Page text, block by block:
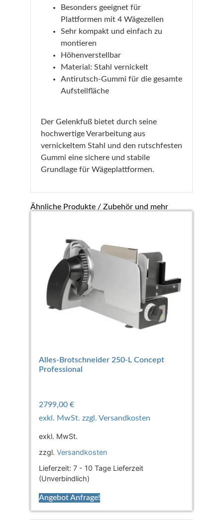
Besonders geeignet für
Plattformen mit 4 Wägezellen
Sehr kompakt und einfach zu
montieren
Höhenverstellbar
Material: Stahl vernickelt
Antirutsch-Gummi für die gesamte
Aufstellfläche
Der Gelenkfuß bietet durch seine
hochwertige Verarbeitung aus
vernickeltem Stahl und den rutschfesten
Gummi eine sichere und stabile
Grundlage für Wägeplattformen.
Ähnliche Produkte / Zubehör und mehr
Alles-Brotschneider 250-L Concept
Professional
2799,00 €
exkl. MwSt.
zzgl. Versandkosten
Lieferzeit: 7 - 10 Tage Lieferzeit
(Unverbindlich)
Angebot Anfrage!